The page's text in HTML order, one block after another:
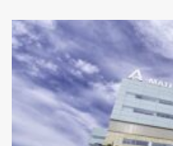
adoquinado
de
las
calles
Lope
de
Vega
Agricultura,
cocina
verde
en
directo,
degustaciones,
premios
y